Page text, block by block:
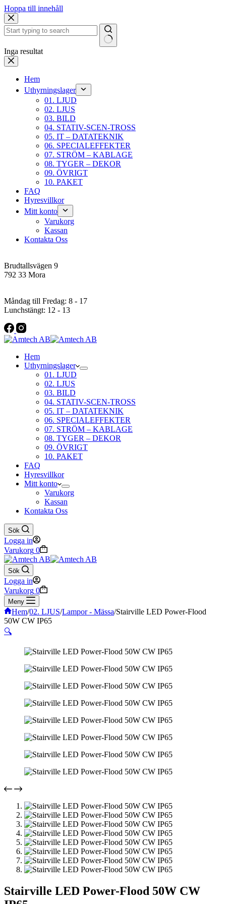
Hoppa till innehåll
Inga resultat
Hem
Uthyrningslager
01. LJUD
02. LJUS
03. BILD
04. STATIV-SCEN-TROSS
05. IT – DATATEKNIK
06. SPECIALEFFEKTER
07. STRÖM – KABLAGE
08. TYGER – DEKOR
09. ÖVRIGT
10. PAKET
FAQ
Hyresvillkor
Mitt konto
Varukorg
Kassan
Kontakta Oss
Brudtallsvägen 9
792 33 Mora
Måndag till Fredag: 8 - 17
Lunchstängt: 12 - 13
Hem
Uthyrningslager
01. LJUD
02. LJUS
03. BILD
04. STATIV-SCEN-TROSS
05. IT – DATATEKNIK
06. SPECIALEFFEKTER
07. STRÖM – KABLAGE
08. TYGER – DEKOR
09. ÖVRIGT
10. PAKET
FAQ
Hyresvillkor
Mitt konto
Varukorg
Kassan
Kontakta Oss
Sök
Logga in
Varukorg 0
Sök
Logga in
Varukorg 0
Meny
Hem/02. LJUS/Lampor - Mässa/Stairville LED Power-Flood
50W CW IP65
🔍
Stairville LED Power-Flood 50W CW